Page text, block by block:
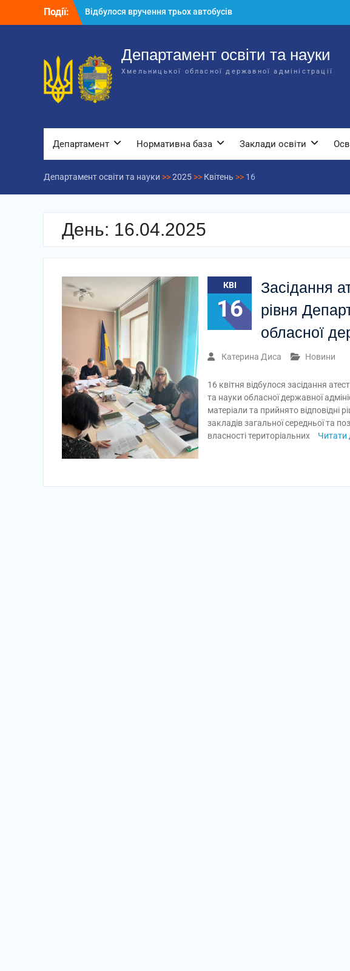
Події:
Відбулося вручення трьох автобусів
для потреб закладів освіти
Департаменту освіти та науки обласної
державної адміністрації
Відбулась обласна нарада для
відповідальних за національно-
патріотичне виховання
Департамент освіти та науки
Хмельницької обласної державної адміністрації
Департамент Нормативна база Заклади освіти
Департамент освіти та науки >>2025 >> Квітень >> 16
День: 16.04.2025
КВІ
16
Засідання
рівня
обласної
Катерина Диса Новини
16 квітня відбулося засідання
та науки обласної державної
матеріали та прийнято відповідні
закладів загальної середньої та
власності територіальних
Читати